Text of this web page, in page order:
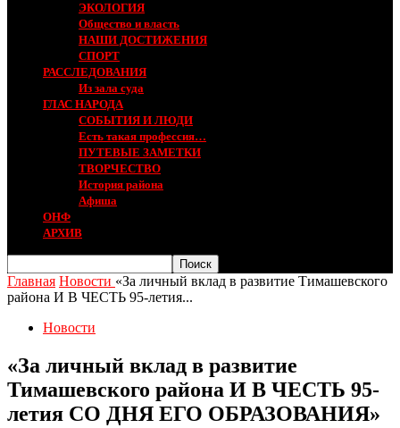
ЭКОЛОГИЯ
Общество и власть
НАШИ ДОСТИЖЕНИЯ
СПОРТ
РАССЛЕДОВАНИЯ
Из зала суда
ГЛАС НАРОДА
СОБЫТИЯ И ЛЮДИ
Есть такая профессия…
ПУТЕВЫЕ ЗАМЕТКИ
ТВОРЧЕСТВО
История района
Афиша
ОНФ
АРХИВ
Главная Новости «За личный вклад в развитие Тимашевского
района И В ЧЕСТЬ 95-летия...
Новости
«За личный вклад в развитие
Тимашевского района И В ЧЕСТЬ 95-
летия СО ДНЯ ЕГО ОБРАЗОВАНИЯ»